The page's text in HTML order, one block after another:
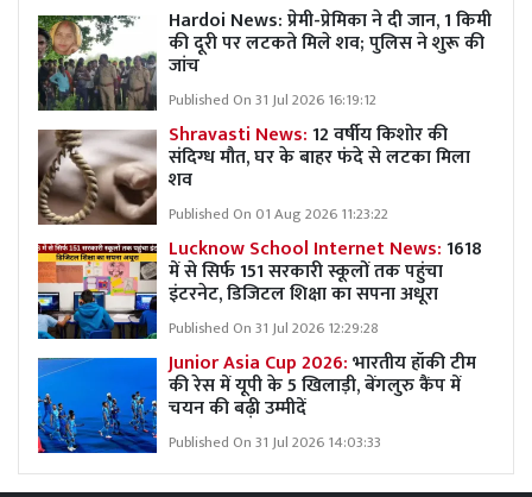
Hardoi News: प्रेमी-प्रेमिका ने दी जान, 1 किमी
की दूरी पर लटकते मिले शव; पुलिस ने शुरू की
जांच
Published On 31 Jul 2026 16:19:12
Shravasti News:12 वर्षीय किशोर की
संदिग्ध मौत, घर के बाहर फंदे से लटका मिला
शव
Published On 01 Aug 2026 11:23:22
Lucknow School Internet News:1618
में से सिर्फ 151 सरकारी स्कूलों तक पहुंचा
इंटरनेट, डिजिटल शिक्षा का सपना अधूरा
Published On 31 Jul 2026 12:29:28
Junior Asia Cup 2026:भारतीय हॉकी टीम
की रेस में यूपी के 5 खिलाड़ी, बेंगलुरु कैंप में
चयन की बढ़ी उम्मीदें
Published On 31 Jul 2026 14:03:33